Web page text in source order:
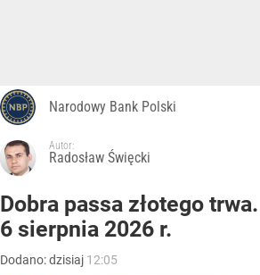
Narodowy Bank Polski
Autor:
Radosław Święcki
Dobra passa złotego
6 sierpnia 2026 r.
Dodano:dzisiaj 12:05